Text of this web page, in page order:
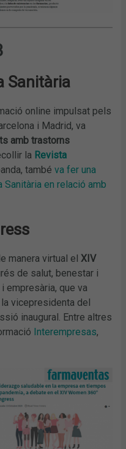
Sanitària
online impulsat pels
i Madrid, va
amb trastorns
la Revista
tambéva fer una
Sanitària en relació amb
manera virtual elXIV
de salut, benestar i
empresària, que va
vicepresidenta del
inaugural. Entre altres
Interempresas,